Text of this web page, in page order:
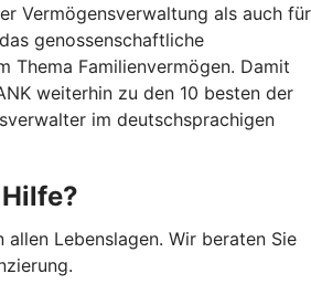
Vermögensverwaltung als auch für
genossenschaftliche
Thema Familienvermögen. Damit
weiterhin zu den 10 besten der
im deutschsprachigen
allen Lebenslagen. Wir beraten Sie